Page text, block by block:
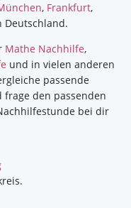
, Frankfurt,
Deutschland.
Mathe Nachhilfe,
und in vielen anderen
passende
den passenden
bei dir